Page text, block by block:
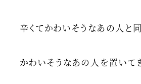
辛くてかわいそうなあの人と
かわいそうなあの人を置いて